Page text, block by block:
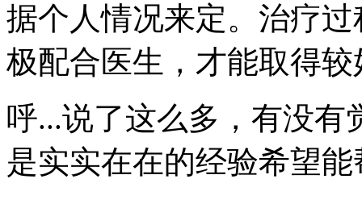
据个人情况来定。治疗
极配合医生，才能取得
呼...说了这么多，有没有
是实实在在的经验希望